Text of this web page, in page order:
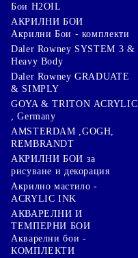
Бои H2OIL
АКРИЛНИ БОИ
Акрилни Бои - комплекти
Daler Rowney SYSTEM 3 &
Heavy Body
Daler Rowney GRADUATE
& SIMPLY
GOYA & TRITON АCRYLIC
, Germany
AMSTERDAM ,GOGH,
REMBRANDT
АКРИЛНИ БОИ за
рисуване и декорация
Акрилно мастило -
ACRYLIC INK
АКВАРЕЛНИ И
ТЕМПЕРНИ БОИ
Акварелни бои -
КОМПЛЕКТИ